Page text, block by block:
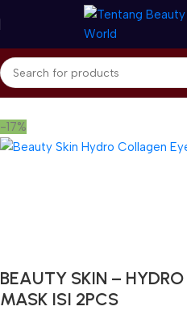
Beranda Beauty Skin Face Mask
-17%
BEAUTY SKIN –
MASK ISI 2PCS